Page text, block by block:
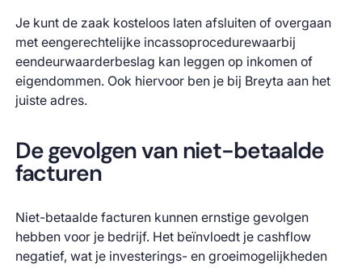
Je kunt de zaak kosteloos laten afsluiten of overgaan
met eengerechtelijke incassoprocedurewaarbij
eendeurwaarderbeslag kan leggen op inkomen of
eigendommen. Ook hiervoor ben je bij Breyta aan het
juiste adres.
De gevolgen van niet-betaalde
facturen
Niet-betaalde facturen kunnen ernstige gevolgen
hebben voor je bedrijf. Het beïnvloedt je cashflow
negatief, wat je investerings- en groeimogelijkheden